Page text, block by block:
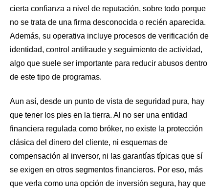
cierta confianza a nivel de reputación, sobre todo porque
no se trata de una firma desconocida o recién aparecida.
Además, su operativa incluye procesos de verificación de
identidad, control antifraude y seguimiento de actividad,
algo que suele ser importante para reducir abusos dentro
de este tipo de programas.
Aun así, desde un punto de vista de seguridad pura, hay
que tener los pies en la tierra. Al no ser una entidad
financiera regulada como bróker, no existe la protección
clásica del dinero del cliente, ni esquemas de
compensación al inversor, ni las garantías típicas que sí
se exigen en otros segmentos financieros. Por eso, más
que verla como una opción de inversión segura, hay que